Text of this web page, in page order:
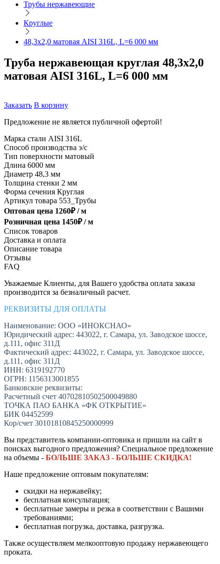
Трубы нержавеющие
Круглые
48,3х2,0 матовая AISI 316L, L=6 000 мм
Труба нержавеющая круглая 48,3х2,0
матовая AISI 316L, L=6 000 мм
Заказать В корзину
Предложение не является публичной офертой!
Марка стали AISI 316L
Способ производства э/с
Тип поверхности матовый
Длина 6000 мм
Диаметр 48,3 мм
Толщина стенки 2 мм
Форма сечения Круглая
Артикул товара 553_Трубы
Оптовая цена 1260₽ /м
Розничная цена 1450₽ /м
Список товаров
Доставка и оплата
Описание товара
Отзывы
FAQ
Уважаемые Клиенты, для Вашего удобства оплата заказа
производится за безналичный расчет.
РЕКВИЗИТЫ ДЛЯ ОПЛАТЫ
Наименование: ООО «ИНОКСНАО»
Юридический адрес: 443022, г. Самара, ул. Заводское шоссе,
д.111, офис 311Д
Фактический адрес: 443022, г. Самара, ул. Заводское шоссе,
д.111, офис 311Д
ИНН: 6319192770
ОГРН: 1156313001855
Банковские реквизиты:
Расчетный счет 40702810502500049880
ТОЧКА ПАО БАНКА «ФК ОТКРЫТИЕ»
БИК 04452599
Кор/счет 30101810845250000999
Вы представитель компании-оптовика и пришли на сайт в
поисках выгодного предложения? Специальное предложение
на объемы - БОЛЬШЕ ЗАКАЗ - БОЛЬШЕ СКИДКА!
Наше предложение оптовым покупателям:
скидки на нержавейку;
бесплатная консультация;
бесплатные замеры и резка в соответствии с Вашими
требованиями;
бесплатная погрузка, доставка, разгрузка.
Также осуществляем мелкооптовую продажу нержавеющего
проката.